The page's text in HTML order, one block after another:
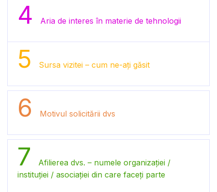
4 Aria de interes în materie de tehnologii
5 Sursa vizitei – cum ne-ați găsit
6 Motivul solicitării dvs
7
Afilierea dvs. – numele organizației /
instituției / asociației din care faceți parte